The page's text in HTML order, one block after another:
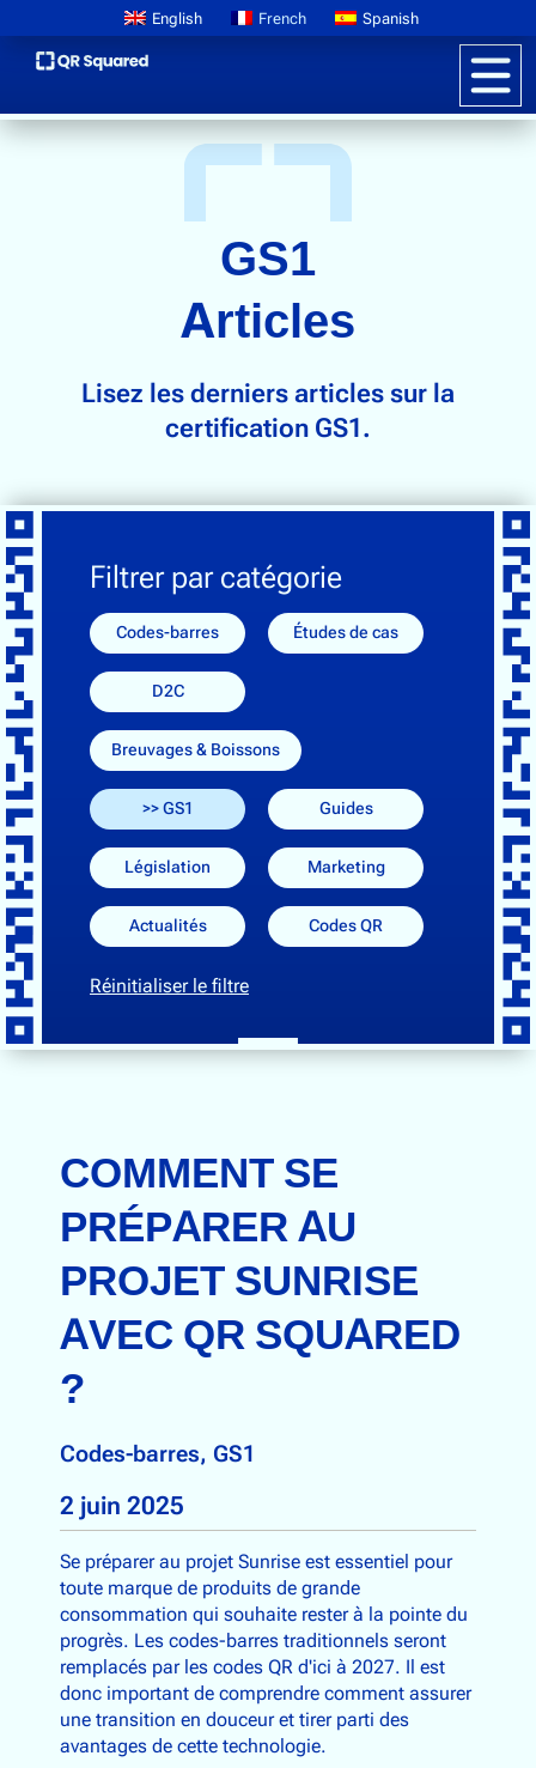
Passeports de produits numériques
En savoir plus sur GS1
Storytelling de la marque
Emballage interactif
Lutte contre la contrefaçon
Breuvages & Boissons
Électronique
Alimentation & Épicerie
Chaussures & Vêtements
Santé, beauté et bien-être
Maison & Jardin
Communauté
Nous contacter
English French Spanish
GS1
Articles
Lisez les derniers articles sur la
certification GS1.
Filtrer par catégorie
Codes-barres Études de cas
D2C
Breuvages & Boissons
GS1 Guides
Législation Marketing
Actualités Codes QR
Réinitialiser le filtre
COMMENT SE
PRÉPARER AU
PROJET SUNRISE
AVEC QR SQUARED
?
Codes-barres, GS1
2 juin 2025
Se préparer au projet Sunrise est essentiel pour
toute marque de produits de grande
consommation qui souhaite rester à la pointe du
progrès. Les codes-barres traditionnels seront
remplacés par les codes QR d'ici à 2027. Il est
donc important de comprendre comment assurer
une transition en douceur et tirer parti des
avantages de cette technologie.